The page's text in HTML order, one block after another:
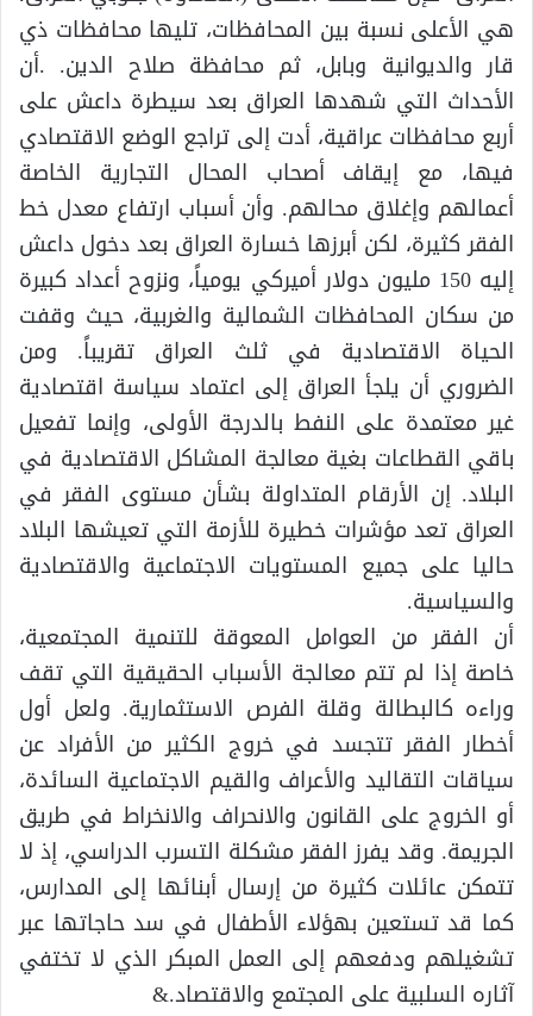
هي الأعلى نسبة بين المحافظات، تليها محافظات ذي
قار والديوانية وبابل، ثم محافظة صلاح الدين. .أن
الأحداث التي شهدها العراق بعد سيطرة داعش على
أربع محافظات عراقية، أدت إلى تراجع الوضع الاقتصادي
فيها، مع إيقاف أصحاب المحال التجارية الخاصة
أعمالهم وإغلاق محالهم. وأن أسباب ارتفاع معدل خط
الفقر كثيرة، لكن أبرزها خسارة العراق بعد دخول داعش
إليه 150 مليون دولار أميركي يومياً، ونزوح أعداد كبيرة
من سكان المحافظات الشمالية والغربية، حيث وقفت
الحياة الاقتصادية في ثلث العراق تقريباً. ومن
الضروري أن يلجأ العراق إلى اعتماد سياسة اقتصادية
غير معتمدة على النفط بالدرجة الأولى، وإنما تفعيل
باقي القطاعات بغية معالجة المشاكل الاقتصادية في
البلاد. إن الأرقام المتداولة بشأن مستوى الفقر في
العراق تعد مؤشرات خطيرة للأزمة التي تعيشها البلاد
حاليا على جميع المستويات الاجتماعية والاقتصادية
والسياسية.
أن الفقر من العوامل المعوقة للتنمية المجتمعية،
خاصة إذا لم تتم معالجة الأسباب الحقيقية التي تقف
وراءه كالبطالة وقلة الفرص الاستثمارية. ولعل أول
أخطار الفقر تتجسد في خروج الكثير من الأفراد عن
سياقات التقاليد والأعراف والقيم الاجتماعية السائدة،
أو الخروج على القانون والانحراف والانخراط في طريق
الجريمة. وقد يفرز الفقر مشكلة التسرب الدراسي، إذ لا
تتمكن عائلات كثيرة من إرسال أبنائها إلى المدارس،
كما قد تستعين بهؤلاء الأطفال في سد حاجاتها عبر
تشغيلهم ودفعهم إلى العمل المبكر الذي لا تختفي
آثاره السلبية على المجتمع والاقتصاد.&